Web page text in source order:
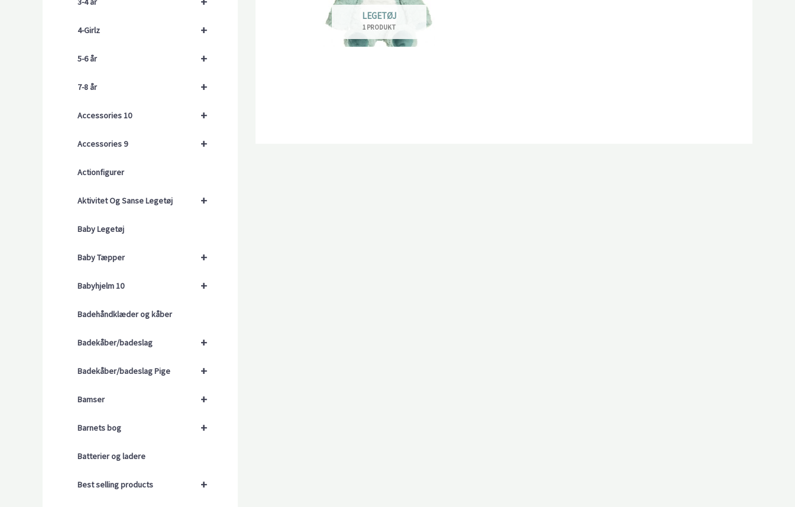
+
4-Girlz
+
5-6 år
+
7-8 år
+
Accessories 10
+
Accessories 9
Actionfigurer
+
Aktivitet Og Sanse Legetøj
Baby Legetøj
+
Baby Tæpper
+
Babyhjelm 10
Badehåndklæder og kåber
+
Badekåber/badeslag
+
Badekåber/badeslag Pige
+
Bamser
+
Barnets bog
Batterier og ladere
+
Best selling products
LEGETØJ
1 PRODUKT